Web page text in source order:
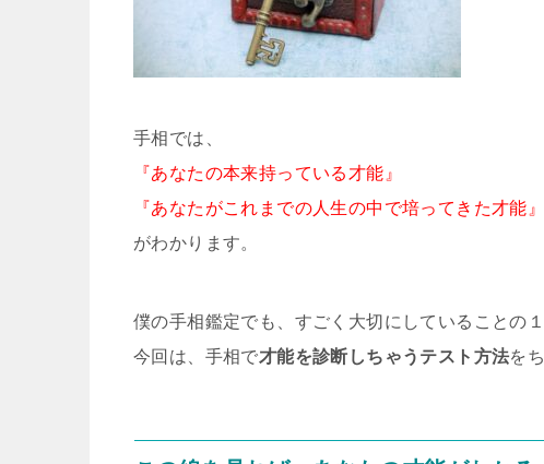
手相では、
『あなたの本来持っている才能』
『あなたがこれまでの人生の中で培ってきた才能』
がわかります。
僕の手相鑑定でも、すごく大切にしていることの１
今回は、手相で才能を診断しちゃうテスト方法を